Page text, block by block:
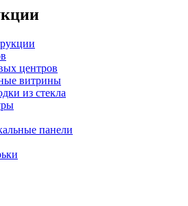
центров
витрины
из стекла
панели